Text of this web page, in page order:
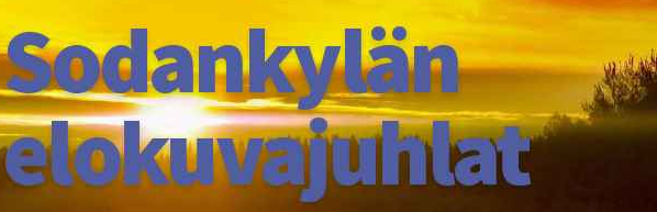
Sodankylän
elokuvajuhlat